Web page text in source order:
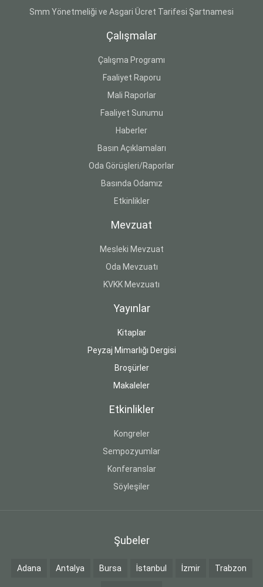
Smm Yönetmeliği ve Asgari Ücret Tarifesi Şartnamesi
Çalışmalar
Çalışma Programı
Faaliyet Raporu
Mali Raporlar
Faaliyet Sunumu
Haberler
Basın Açıklamaları
Oda Görüşleri/Raporlar
Basında Odamız
Etkinlikler
Mevzuat
Mesleki Mevzuat
Oda Mevzuatı
KVKK Mevzuatı
Yayınlar
Kitaplar
Peyzaj Mimarlığı Dergisi
Broşürler
Makaleler
Etkinlikler
Kongreler
Sempozyumlar
Konferanslar
Söyleşiler
Şubeler
Adana Antalya Bursa İstanbul İzmir Trabzon